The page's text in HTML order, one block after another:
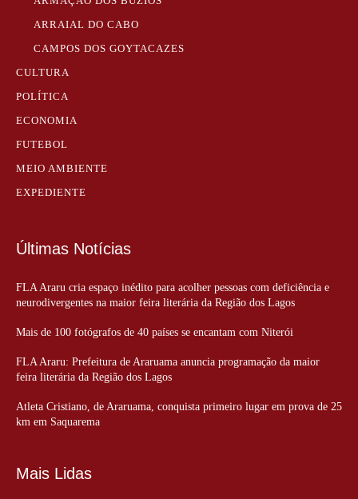
ARRAIAL DO CABO
CAMPOS DOS GOYTACAZES
CULTURA
POLÍTICA
ECONOMIA
FUTEBOL
MEIO AMBIENTE
EXPEDIENTE
Últimas Notícias
FLA Araru cria espaço inédito para acolher pessoas com deficiência e
neurodivergentes na maior feira literária da Região dos Lagos
Mais de 100 fotógrafos de 40 países se encantam com Niterói
FLA Araru: Prefeitura de Araruama anuncia programação da maior
feira literária da Região dos Lagos
Atleta Cristiano, de Araruama, conquista primeiro lugar em prova de 25
km em Saquarema
Mais Lidas